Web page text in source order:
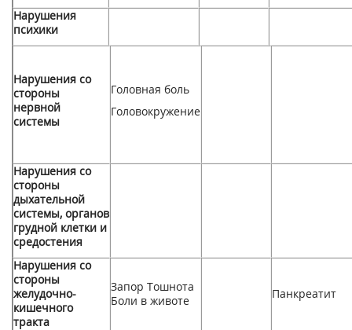
Нарушения
психики
Нарушения со
стороны
нервной
системы
Головная боль
Головокружение
Нарушения со
стороны
дыхательной
системы, органов
грудной клетки и
средостения
Нарушения со
стороны
желудочно-
кишечного
тракта
Запор Тошнота
Боли в животе
Панкреатит